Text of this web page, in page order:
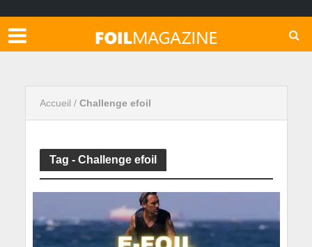
Accueil / Challenge efoil
Tag - Challenge efoil